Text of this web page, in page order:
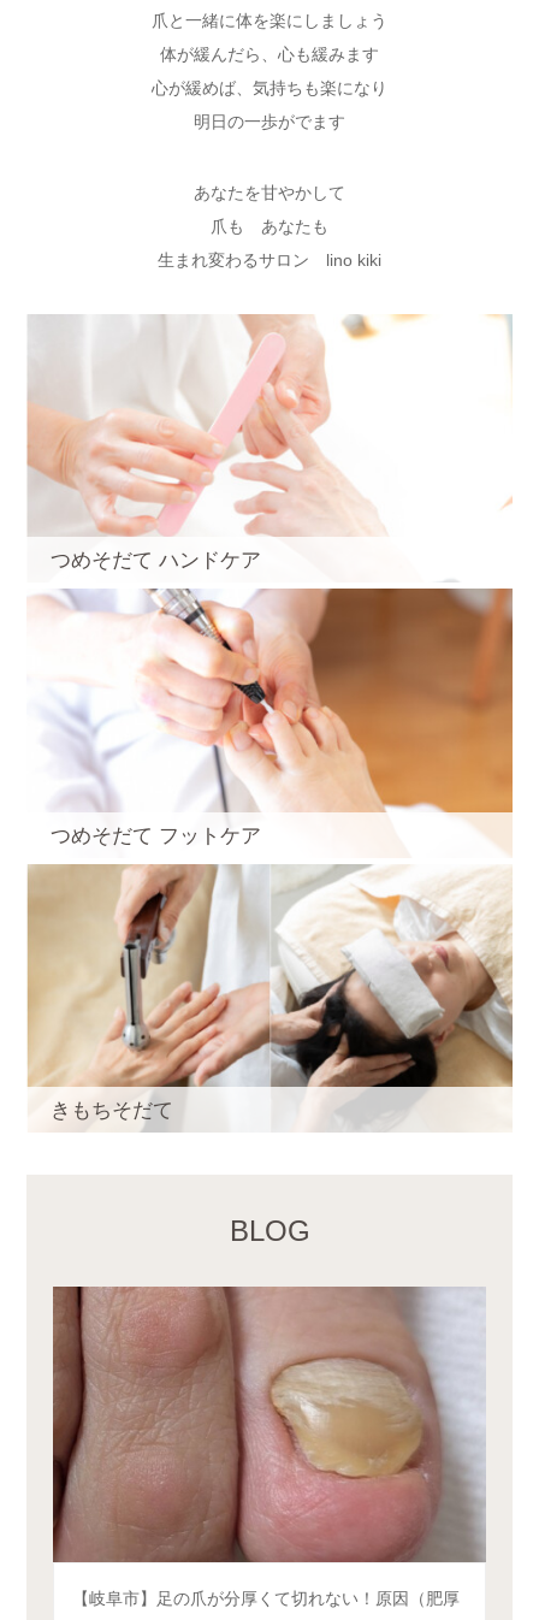
爪と一緒に体を楽にしましょう
体が緩んだら、心も緩みます
心が緩めば、気持ちも楽になり
明日の一歩がでます
あなたを甘やかして
爪も あなたも
生まれ変わるサロン lino kiki
つめそだて ハンドケア
つめそだて フットケア
きもちそだて
BLOG
​【岐阜市】足の爪が分厚くて切れない！原因（肥厚